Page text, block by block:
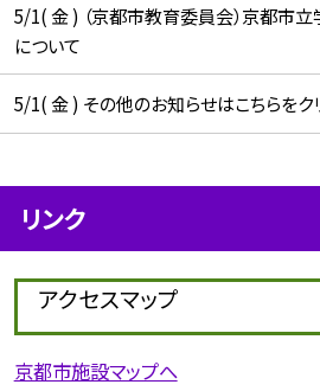
5/1( 金 ) （京都市教育委員会）京都市
について
5/1( 金 ) その他のお知らせはこちらをク
リンク
アクセスマップ
京都市施設マップへ